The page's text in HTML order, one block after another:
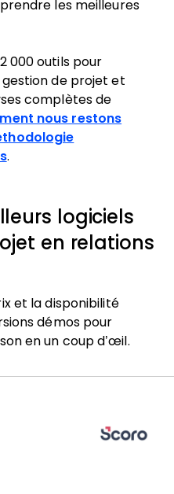
les meilleures
000 outils pour
gestion de projet et
complètes de
nous restons
.
logiciels
en relations
et la disponibilité
démos pour
en un coup d’œil.